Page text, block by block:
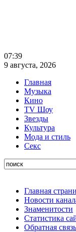
07:39
9 августа, 2026
Главная
Музыка
Кино
TV Шоу
Звезды
Культура
Мода и стиль
Секс
Главная
Новости
Знаменитости
Статистика
Обратная связь